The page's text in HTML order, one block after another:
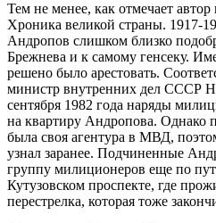
Тем не менее, как отмечает
Хроника великой страны.
Андропов слишком близко
Брежнева и к самому генсеку.
решено было арестовать.
министр внутренних дел СССР
сентября 1982 года наряды
на квартиру Андропова. Однако
была своя агентура в МВД,
узнал заранее. Подчиненные
группу милиционеров еще по
Кутузовском проспекте, где
перестрелка, которая тоже